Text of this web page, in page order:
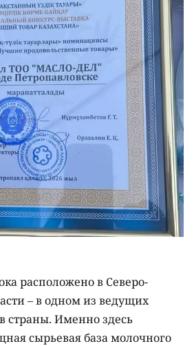
расположено в Северо-
– в одном из ведущих
страны. Именно здесь
сырьевая база молочного